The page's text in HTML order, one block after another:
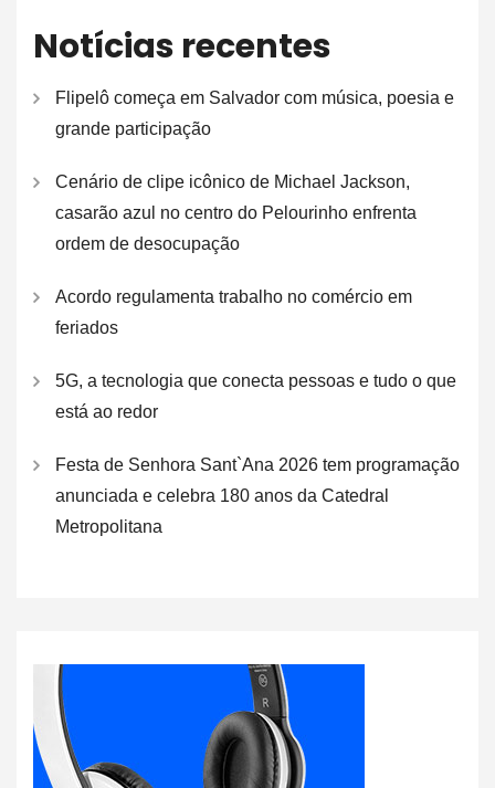
Notícias recentes
Flipelô começa em Salvador com música, poesia e
grande participação
Cenário de clipe icônico de Michael Jackson,
casarão azul no centro do Pelourinho enfrenta
ordem de desocupação
Acordo regulamenta trabalho no comércio em
feriados
5G, a tecnologia que conecta pessoas e tudo o que
está ao redor
Festa de Senhora Sant`Ana 2026 tem programação
anunciada e celebra 180 anos da Catedral
Metropolitana